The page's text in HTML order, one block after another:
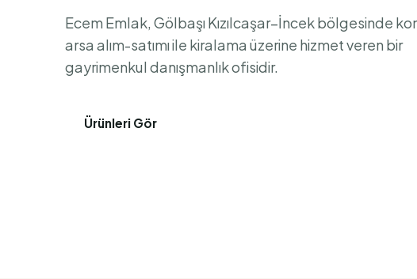
Ecem Emlak, Gölbaşı Kızılcaşar–İncek bölgesinde
arsa alım-satımı ile kiralama üzerine hizmet veren bir
gayrimenkul danışmanlık ofisidir.
Ürünleri Gör